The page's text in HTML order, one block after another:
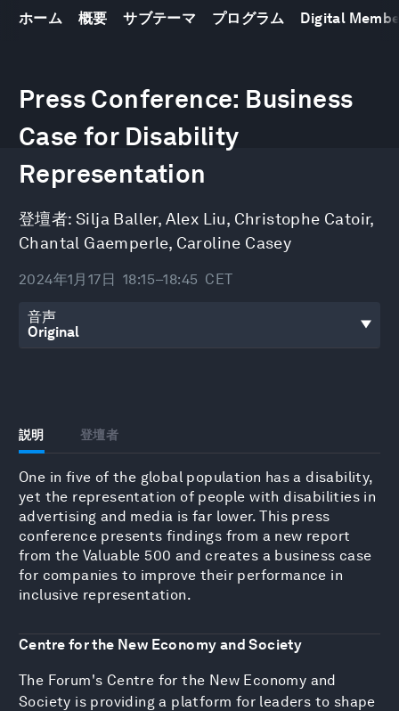
ホーム 概要 サブテーマ プログラム Digital
Press Conference: Business
Case for Disability
Representation
登壇者: Silja Baller, Alex Liu, Christophe Catoir,
Chantal Gaemperle, Caroline Casey
2024年1月17日 18:15–18:45 CET
音声
説明 登壇者
One in five of the global population has a disability,
yet the representation of people with disabilities in
advertising and media is far lower. This press
conference presents findings from a new report
from the Valuable 500 and creates a business case
for companies to improve their performance in
inclusive representation.
Centre for the New Economy and Society
The Forum's Centre for the New Economy and
Society is providing a platform for leaders to shape
seconds
of
minutes,
41